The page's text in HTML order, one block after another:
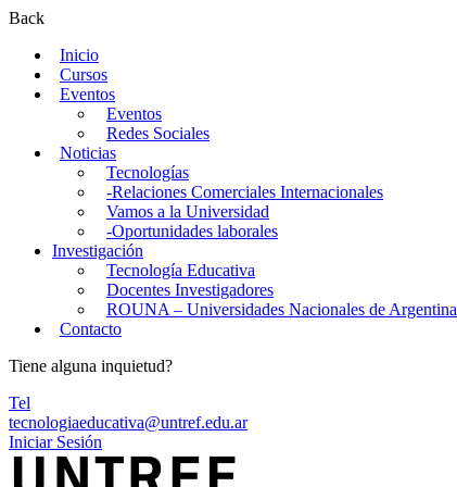
Back
Inicio
Cursos
Eventos
Eventos
Redes Sociales
Noticias
Tecnologías
-Relaciones Comerciales Internacionales
Vamos a la Universidad
-Oportunidades laborales
Investigación
Tecnología Educativa
Docentes Investigadores
ROUNA – Universidades Nacionales de Argentina
Contacto
Tiene alguna inquietud?
Tel
tecnologiaeducativa@untref.edu.ar
Iniciar Sesión